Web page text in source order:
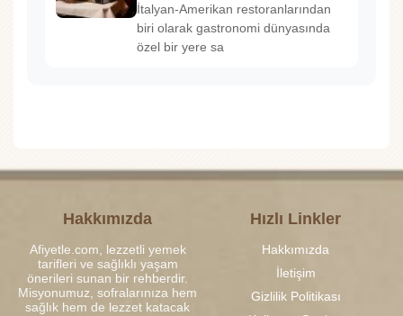
İtalyan-Amerikan restoranlarından
biri olarak gastronomi dünyasında
özel bir yere sa
Hakkımızda
Afiyetle.com, lezzetli yemek
tarifleri ve sağlıklı yaşam
önerileri sunan bir rehberdir.
Misyonumuz, sofralarınıza hem
sağlık hem de lezzet katacak
Hızlı Linkler
Hakkımızda
İletişim
Gizlilik Politikası